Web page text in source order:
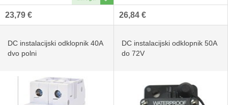
23,79 € 26,84 €
DC instalacijski odklopnik 40A
dvo polni
DC instalacijski odklopnik 50A
do 72V